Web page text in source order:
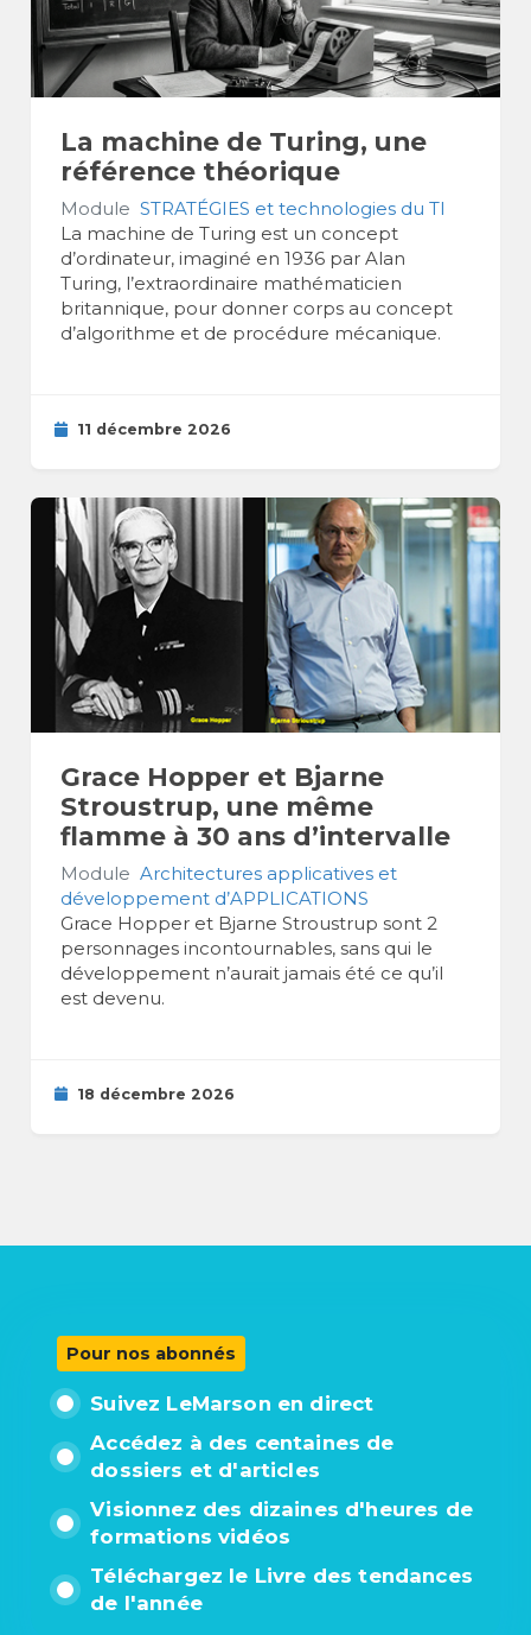
La machine de Turing, une
référence théorique
Module STRATÉGIES et technologies du TI
La machine de Turing est un concept
d’ordinateur, imaginé en 1936 par Alan
Turing, l’extraordinaire mathématicien
britannique, pour donner corps au concept
d’algorithme et de procédure mécanique.
11 décembre 2026
Grace Hopper et Bjarne
Stroustrup, une même
flamme à 30 ans d’intervalle
Module Architectures applicatives et
développement d’APPLICATIONS
Grace Hopper et Bjarne Stroustrup sont 2
personnages incontournables, sans qui le
développement n’aurait jamais été ce qu’il
est devenu.
18 décembre 2026
Pour nos abonnés
Suivez LeMarson en direct
Accédez à des centaines de
dossiers et d'articles
Visionnez des dizaines d'heures de
formations vidéos
Téléchargez le Livre des tendances
de l'année